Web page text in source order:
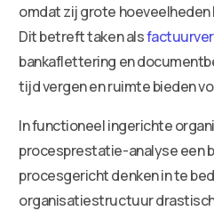
omdat zij grote
Dit betreft taken als
bankaflettering en
tijd vergen en ruimte bieden
In functioneel ingerichte
procesprestatie-analyse een
procesgericht denken in te
organisatiestructuur